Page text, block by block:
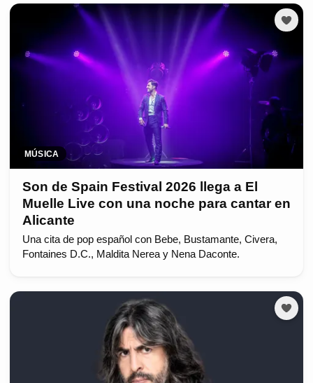
MÚSICA
Son de Spain Festival 2026 llega a El
Muelle Live con una noche para cantar en
Alicante
Una cita de pop español con Bebe, Bustamante, Civera,
Fontaines D.C., Maldita Nerea y Nena Daconte.